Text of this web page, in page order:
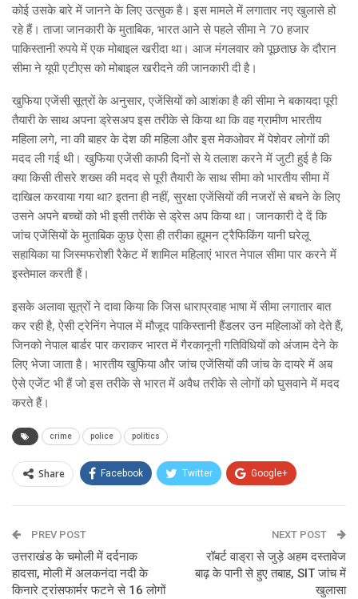
कोई उसके बारे में जानने के लिए उत्सुक है। इस मामले में लगातार नए खुलासे हो
रहे हैं। ताजा जानकारी के मुताबिक, भारत आने से पहले सीमा ने 70 हजार
पाकिस्तानी रुपये में एक मोबाइल खरीदा था। आज मंगलवार को पूछताछ के दौरान
सीमा ने यूपी एटीएस को मोबाइल खरीदने की जानकारी दी है।
खुफिया एजेंसी सूत्रों के अनुसार, एजेंसियों को आशंका है की सीमा ने बकायदा पूरी
तैयारी के साथ अपना ड्रेसअप इस तरीके से किया था कि वह ग्रामीण भारतीय
महिला लगे, ना की बाहर के देश की महिला और इस मेकओवर में पेशेवर लोगों की
मदद ली गई थी। खुफिया एजेंसी काफी दिनों से ये तलाश करने में जुटी हुई है कि
क्या किसी तीसरे शख्स की मदद से पूरी तैयारी के साथ सीमा को भारतीय सीमा में
दाखिल करवाया गया था? इतना ही नहीं, सुरक्षा एजेंसियों की नजरों से बचने के लिए
उसने अपने बच्चों को भी इसी तरीके से ड्रेस अप किया था। जानकारी दे दें कि
जांच एजेंसियों के मुताबिक कुछ ऐसा ही तरीका ह्यूमन ट्रैफिकिंग यानी घरेलू
सहायिका या जिस्मफरोशी रैकेट में शामिल महिलाएं भारत नेपाल सीमा पार करने में
इस्तेमाल करती हैं।
इसके अलावा सूत्रों ने दावा किया कि जिस धाराप्रवाह भाषा में सीमा लगातार बात
कर रही है, ऐसी ट्रेनिंग नेपाल में मौजूद पाकिस्तानी हैंडलर उन महिलाओं को देते हैं,
जिनको नेपाल बार्डर पार कराकर भारत में गैरकानूनी गतिविधियों को अंजाम देने के
लिए भेजा जाता है। भारतीय खुफिया और जांच एजेंसियों की जांच के दायरे में अब
ऐसे एजेंट भी हैं जो इस तरीके से भारत में अवैध तरीके से लोगों को घुसवाने में मदद
करते हैं।
crime police politics
Share Facebook Twitter Google+
Email
PREV POST
उत्तराखंड के चमोली में दर्दनाक
हादसा, मोली में अलकनंदा नदी के
किनारे ट्रांसफार्मर फटने से 16 लोगों
NEXT POST
रॉबर्ट वाड्रा से जुड़े अहम दस्तावेज
बाढ़ के पानी से हुए तबाह, SIT जांच में
खुलासा